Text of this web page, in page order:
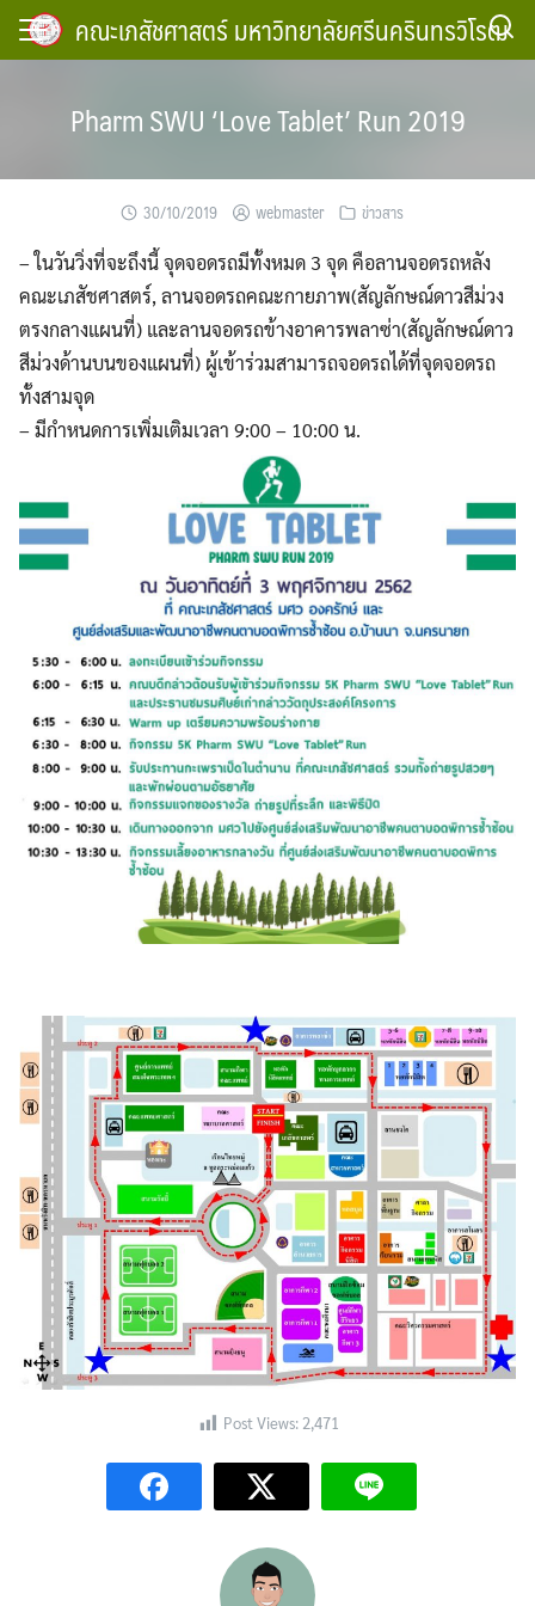
Skip
คณะเภสัชศาสตร์ มหาวิทยาลัยศรีนครินทรวิโรฒ
Search
Search
Pharm SWU ‘Love Tablet’ Run 2019
30/10/2019 webmaster ข่าวสาร
– ในวันวิ่งที่จะถึงนี้ จุดจอดรถมีทั้งหมด 3 จุด คือลานจอดรถหลัง
คณะเภสัชศาสตร์, ลานจอดรถคณะกายภาพ(สัญลักษณ์ดาวสีม่วง
ตรงกลางแผนที่) และลานจอดรถข้างอาคารพลาซ่า(สัญลักษณ์ดาว
สีม่วงด้านบนของแผนที่) ผู้เข้าร่วมสามารถจอดรถได้ที่จุดจอดรถ
ทั้งสามจุด
– มีกำหนดการเพิ่มเติมเวลา 9:00 – 10:00 น.
Post Views: 2,471